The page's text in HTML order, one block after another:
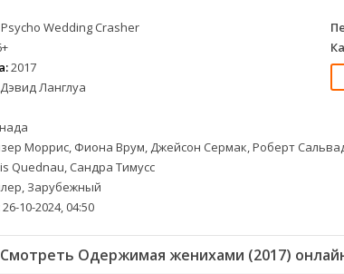
Psycho Wedding Crasher
2017
Дэвид Ланглуа
Моррис, Фиона Врум, Джейсон Сермак, Роберт
Quednau, Сандра Тимусс
Зарубежный
26-10-2024, 04:50
Смотреть Одержимая женихами (2017)